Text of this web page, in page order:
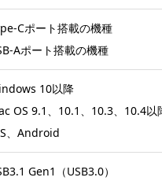
Cポート搭載の機種
Aポート搭載の機種
10以降
OS 9.1、10.1、10.3、10.4以
、Android
Gen1（USB3.0）